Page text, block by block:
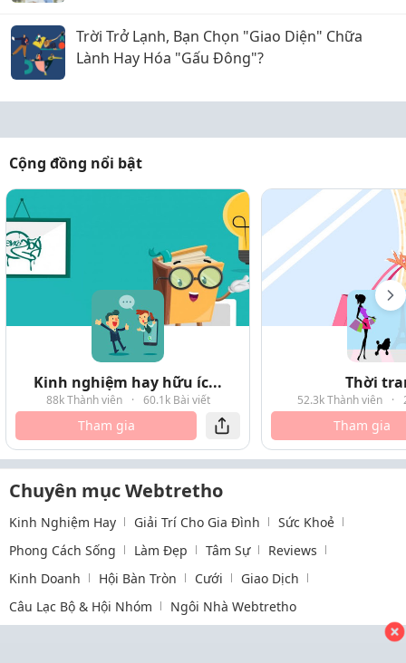
Trời Trở Lạnh, Bạn Chọn "Giao Diện" Chữa
Lành Hay Hóa "Gấu Đông"?
Cộng đồng nổi bật
Kinh nghiệm hay hữu íc...
88k Thành viên · 60.1k Bài viết
Tham gia
Thời
52.3k Thành viên ·
Tham gia
Chuyên mục Webtretho
Kinh Nghiệm Hay Giải Trí Cho Gia Đình
Sức Khoẻ
Phong Cách Sống
Làm Đẹp Tâm Sự
Reviews
Kinh Doanh
Hội Bàn Tròn Cưới
Giao Dịch
Câu Lạc Bộ & Hội Nhóm
Ngôi Nhà Webtretho